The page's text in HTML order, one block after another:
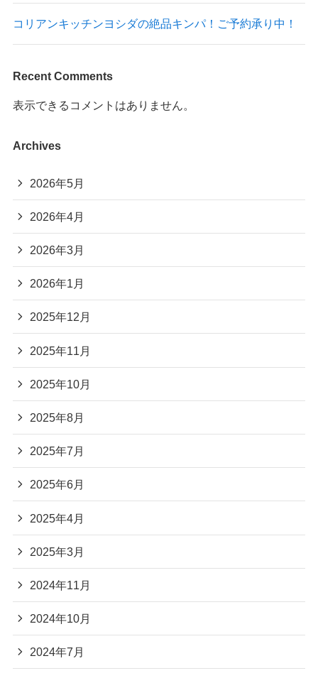
コリアンキッチンヨシダの絶品キンパ！ご予約承り中！
Recent Comments
表示できるコメントはありません。
Archives
2026年5月
2026年4月
2026年3月
2026年1月
2025年12月
2025年11月
2025年10月
2025年8月
2025年7月
2025年6月
2025年4月
2025年3月
2024年11月
2024年10月
2024年7月